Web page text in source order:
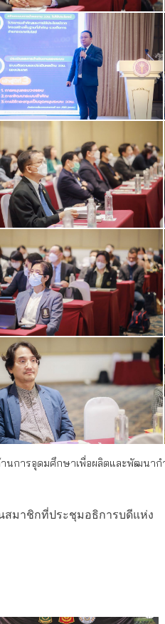
นการอุดมศึกษาเพื่อผลิตและพัฒนาก
สมาชิกที่ประชุมอธิการบดีแห่ง